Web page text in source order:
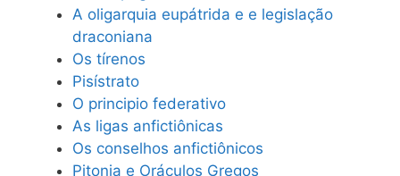
A oligarquia eupátrida e e legislação
draconiana
Os tírenos
Pisístrato
O principio federativo
As ligas anfictiônicas
Os conselhos anfictiônicos
Pitonia e Oráculos Gregos